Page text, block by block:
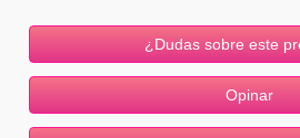
¿Dudas sobre este